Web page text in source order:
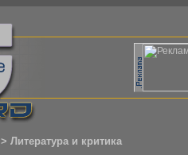
> Литература и критика